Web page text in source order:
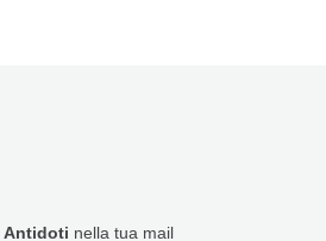
Antidoti nella tua mail